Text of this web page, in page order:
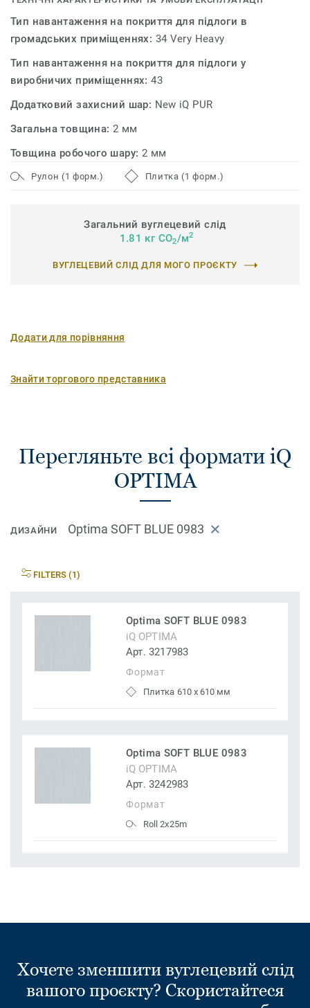
характеристики.
Вироблена у Швеції, ця лінійка всесвітньо визнана за
стійкі характеристики, виготовлена з екологічно
(обрізки та відходи після використання) за допомогою
нашої програми ReStart®.
Тип навантаження на покриття для підлоги в
громадських приміщеннях: 34 Very Heavy
Тип навантаження на покриття для підлоги у
виробничих приміщеннях:43
Додатковий захисний шар: New iQ PUR
Загальна товщина: 2 мм
Товщина робочого шару: 2 мм
Рулон (1 форм.) Плитка (1 форм.)
Загальний вуглецевий слід
1.81 кг CO2/м2
ВУГЛЕЦЕВИЙ СЛІД ДЛЯ МОГО ПРОЄКТУ
Додати для порівняння
Знайти торгового представника
Перегляньте всі формати iQ
OPTIMA
ДИЗАЙНИ Optima SOFT BLUE 0983
FILTERS (1)
Optima SOFT BLUE 0983
iQ OPTIMA
Арт. 3217983
Формат
Плитка 610 x 610 мм
Optima SOFT BLUE 0983
iQ OPTIMA
Арт. 3242983
Формат
Roll 2x25m
Хочете зменшити вуглецевий слід
вашого проєкту? Скористайтеся